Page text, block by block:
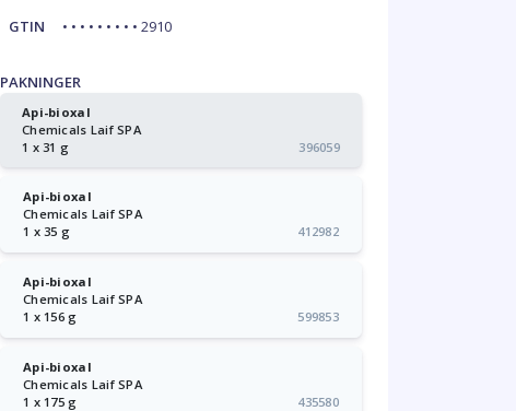
GTIN
• • • • • • • • • 2910
PAKNINGER
Api-bioxal
Chemicals Laif SPA
1 x 31 g
396059
Api-bioxal
Chemicals Laif SPA
1 x 35 g
412982
Api-bioxal
Chemicals Laif SPA
1 x 156 g
599853
Api-bioxal
Chemicals Laif SPA
1 x 175 g
435580